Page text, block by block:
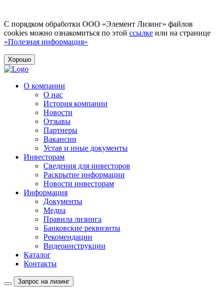
С порядком обработки ООО «Элемент Лизинг» файлов
cookies можно ознакомиться по этой ссылке или на странице
«Полезная информация»
Хорошо
О компании
О нас
История компании
Новости
Отзывы
Партнеры
Вакансии
Устав и иные документы
Инвесторам
Сведения для инвесторов
Раскрытие информации
Новости инвесторам
Информация
Документы
Медиа
Правила лизинга
Банковские реквизиты
Рекомендации
Видеоинструкции
Каталог
Контакты
Запрос на лизинг